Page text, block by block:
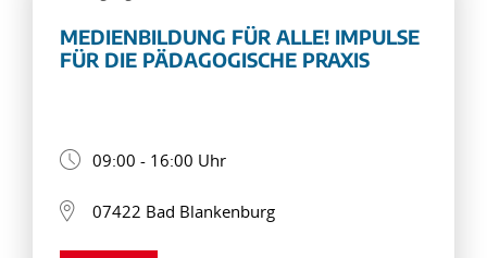
MEDIENBILDUNG FÜR ALLE! IMPULSE
FÜR DIE PÄDAGOGISCHE PRAXIS
09:00 - 16:00 Uhr
07422 Bad Blankenburg